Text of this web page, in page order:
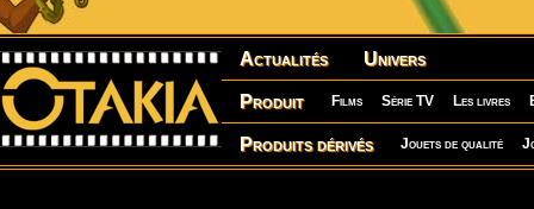
Actualités Univers
Produit Films Série TV Les livres
Produits dérivés Jouets de qualité